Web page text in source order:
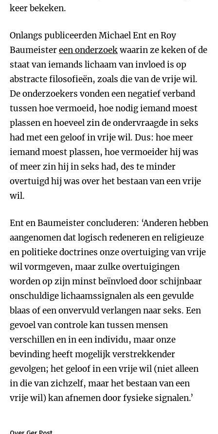
keer bekeken.
Onlangs publiceerden Michael Ent en Roy
Baumeistereen onderzoekwaarin ze keken of de
staat van iemands lichaam van invloed is op
abstracte filosofieën, zoals die van de vrije wil.
De onderzoekers vonden een negatief verband
tussen hoe vermoeid, hoe nodig iemand moest
plassen en hoeveel zin de ondervraagde in seks
had met een geloof in vrije wil. Dus: hoe meer
iemand moest plassen, hoe vermoeider hij was
of meer zin hij in seks had, des te minder
overtuigd hij was over het bestaan van een vrije
wil.
Ent en Baumeister concluderen: ‘Anderen hebben
aangenomen dat logisch redeneren en religieuze
en politieke doctrines onze overtuiging van vrije
wil vormgeven, maar zulke overtuigingen
worden op zijn minst beïnvloed door schijnbaar
onschuldige lichaamssignalen als een gevulde
blaas of een onvervuld verlangen naar seks. Een
gevoel van controle kan tussen mensen
verschillen en in een individu, maar onze
bevinding heeft mogelijk verstrekkender
gevolgen; het geloof in een vrije wil (niet alleen
in die van zichzelf, maar het bestaan van een
vrije wil) kan afnemen door fysieke signalen.’